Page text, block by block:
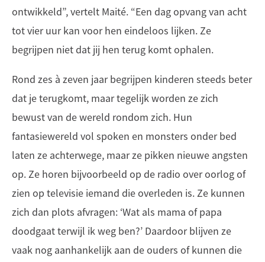
ontwikkeld”, vertelt Maité. “Een dag opvang van acht
tot vier uur kan voor hen eindeloos lijken. Ze
begrijpen niet dat jij hen terug komt ophalen.
Rond zes à zeven jaar begrijpen kinderen steeds beter
dat je terugkomt, maar tegelijk worden ze zich
bewust van de wereld rondom zich. Hun
fantasiewereld vol spoken en monsters onder bed
laten ze achterwege, maar ze pikken nieuwe angsten
op. Ze horen bijvoorbeeld op de radio over oorlog of
zien op televisie iemand die overleden is. Ze kunnen
zich dan plots afvragen: ‘Wat als mama of papa
doodgaat terwijl ik weg ben?’ Daardoor blijven ze
vaak nog aanhankelijk aan de ouders of kunnen die